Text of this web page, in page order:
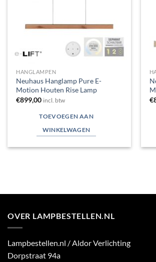
HANGLAMPEN
Neuhaus Hanglamp Pure E-
Motion Houten Rise Lamp
€899,00 incl. btw
TOEVOEGEN AAN
WINKELWAGEN
€
OVER LAMPBESTELLEN.NL
Lampbestellen.nl / Aldor Verlichting
Dorpstraat 94a